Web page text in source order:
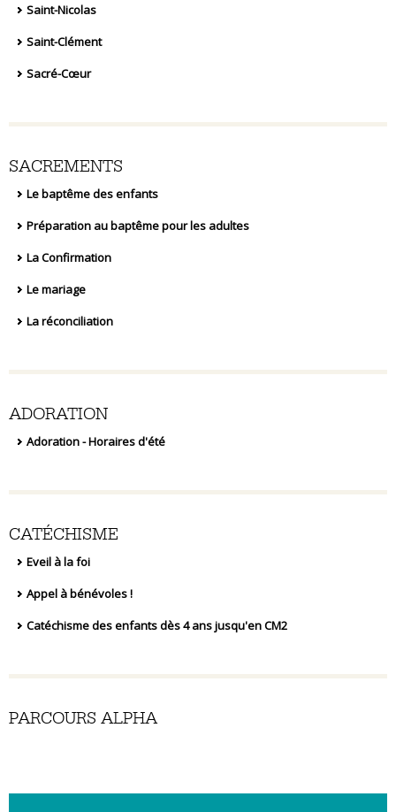
Saint-Nicolas
Saint-Clément
Sacré-Cœur
SACREMENTS
Le baptême des enfants
Préparation au baptême pour les adultes
La Confirmation
Le mariage
La réconciliation
ADORATION
Adoration - Horaires d'été
CATÉCHISME
Eveil à la foi
Appel à bénévoles !
Catéchisme des enfants dès 4 ans jusqu'en CM2
PARCOURS ALPHA